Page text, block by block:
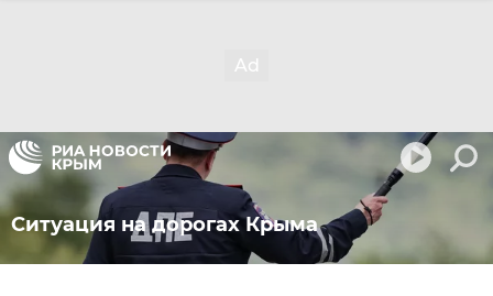
Ситуация на дорогах Крыма